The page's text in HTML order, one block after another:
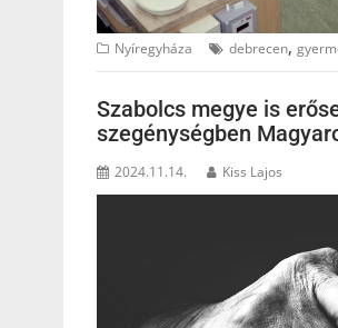
Nyíregyháza debrecen,
Szabolcs megye is
szegénységben
2024.11.14. Kiss Lajos